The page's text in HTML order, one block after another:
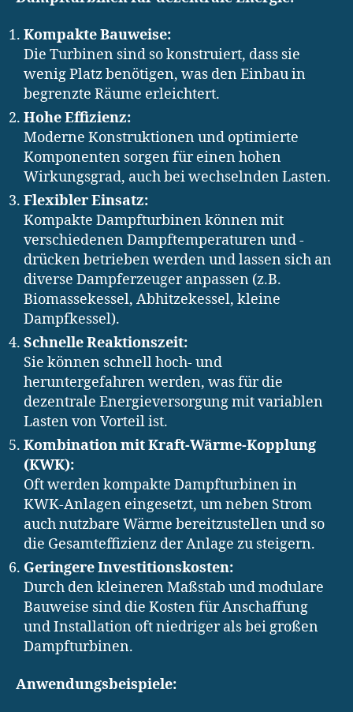
Kompakte Bauweise:
Die Turbinen sind so konstruiert, dass sie
wenig Platz benötigen, was den Einbau in
begrenzte Räume erleichtert.
Hohe Effizienz:
Moderne Konstruktionen und optimierte
Komponenten sorgen für einen hohen
Wirkungsgrad, auch bei wechselnden Lasten.
Flexibler Einsatz:
Kompakte Dampfturbinen können mit
verschiedenen Dampftemperaturen und -
drücken betrieben werden und lassen sich an
diverse Dampferzeuger anpassen (z.B.
Biomassekessel, Abhitzekessel, kleine
Dampfkessel).
Schnelle Reaktionszeit:
Sie können schnell hoch- und
heruntergefahren werden, was für die
dezentrale Energieversorgung mit variablen
Lasten von Vorteil ist.
Kombination mit Kraft-Wärme-Kopplung
(KWK):
Oft werden kompakte Dampfturbinen in
KWK-Anlagen eingesetzt, um neben Strom
auch nutzbare Wärme bereitzustellen und so
die Gesamteffizienz der Anlage zu steigern.
Geringere Investitionskosten:
Durch den kleineren Maßstab und modulare
Bauweise sind die Kosten für Anschaffung
und Installation oft niedriger als bei großen
Dampfturbinen.
Anwendungsbeispiele: